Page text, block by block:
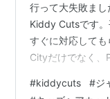
行って大失敗ま
Kiddy Cutsです。
すぐに対応して
Cityだけでなく
うな感じでした。
#kiddycuts #ジ